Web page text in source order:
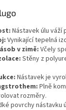
Nástavek úlu váží
Vynikající tepelná
v zimě:Včely
Stěny z
Nástavek je
Plně
rozměry.
povrchy nástavku